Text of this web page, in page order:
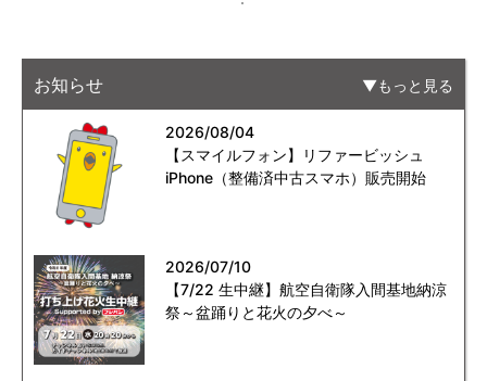
お知らせ もっと見る
2026/08/04
【スマイルフォン】リファービッシュ
iPhone（整備済中古スマホ）販売開始
2026/07/10
【7/22 生中継】航空自衛隊入間基地納涼
祭～盆踊りと花火の夕べ～